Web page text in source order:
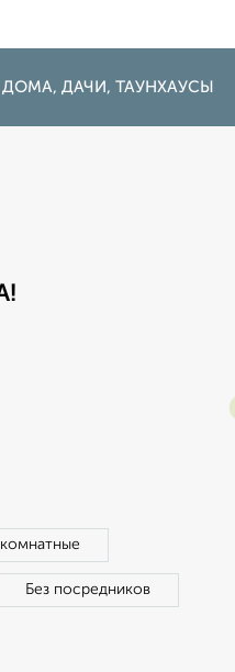
ДОМА, ДАЧИ, ТАУНХАУСЫ
Без посредников